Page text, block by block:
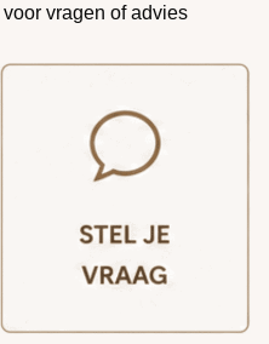
voor vragen of advies